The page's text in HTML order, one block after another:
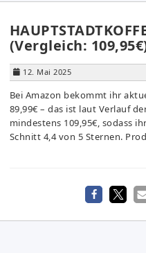
(Vergleich:
12. Mai 2025
Bei Amazon bekommt ihr
89,99€ – das ist laut Verlauf
mindestens 109,95€, sodass
Schnitt 4,4 von 5 Sternen.